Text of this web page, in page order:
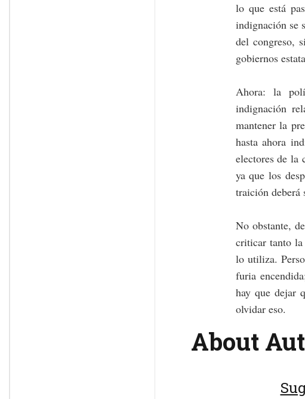
lo que está
indignación se
del congreso,
gobiernos
Ahora: la
indignación
mantener la
hasta ahora
electores de la
ya que los
traición deberá
No obstante,
criticar tanto
lo utiliza.
furia
hay que dejar
olvidar eso.
About